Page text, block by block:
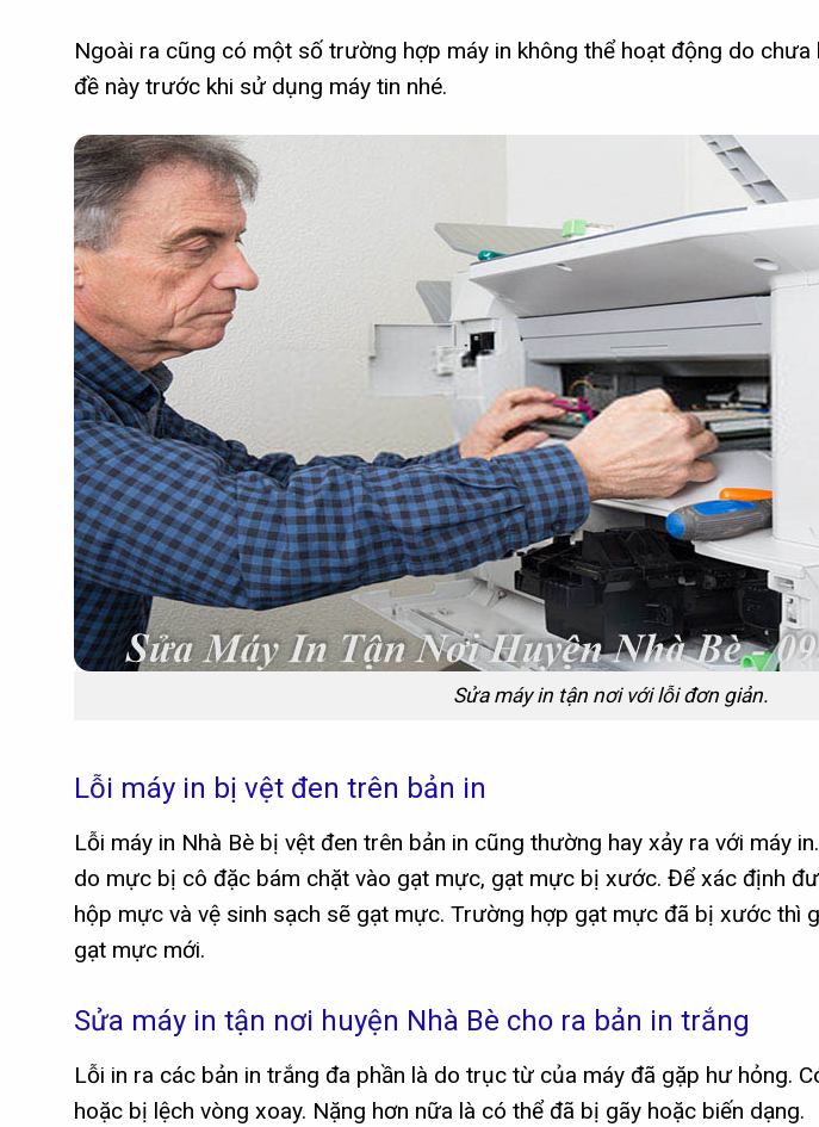
Ngoài ra cũng có một số trường hợp máy in không thể hoạt động do chưa
đề này trước khi sử dụng máy tin nhé.
Sửa máy in tận nơi với lỗi đơn giản.
Lỗi máy in bị vệt đen trên bản in
Lỗi máy in Nhà Bè bị vệt đen trên bản in cũng thường hay xảy ra với máy
do mực bị cô đặc bám chặt vào gạt mực, gạt mực bị xước. Để xác định
hộp mực và vệ sinh sạch sẽ gạt mực. Trường hợp gạt mực đã bị xước thì
gạt mực mới.
Sửa máy in tận nơi huyện Nhà Bè cho ra bản in trắng
Lỗi in ra các bản in trắng đa phần là do trục từ của máy đã gặp hư hỏng.
hoặc bị lệch vòng xoay. Nặng hơn nữa là có thể đã bị gãy hoặc biến dạng.